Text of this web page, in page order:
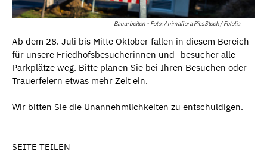
Bauarbeiten - Foto: Animaflora PicsStock / Fotolia
Ab dem 28. Juli bis Mitte Oktober fallen in diesem Bereich
für unsere Friedhofsbesucherinnen und -besucher alle
Parkplätze weg. Bitte planen Sie bei Ihren Besuchen oder
Trauerfeiern etwas mehr Zeit ein.
Wir bitten Sie die Unannehmlichkeiten zu entschuldigen.
SEITE TEILEN